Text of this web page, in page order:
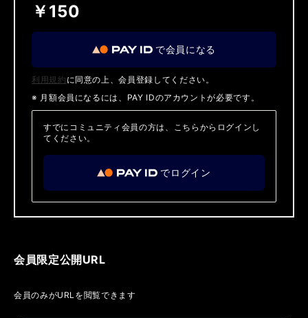
￥150
で会員になる
利用規約 に同意の上、会員登録してください。
※ 月額会員になるには、PAY IDのアカウントが必要です。
すでにコミュニティ会員の方は、こちらからログインし
てください。
でログイン
会員限定公開URL
会員のみがURLを閲覧できます